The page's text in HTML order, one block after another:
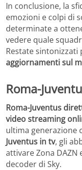
In conclusione, la
emozioni e colpi di
determinate a
vedere quale
Restate sintonizzati
aggiornamenti sul
Roma-
Roma-Juventus
video streaming
ultima generazione
Juventus in tv, gli
attivare Zona DAZN
decoder di Sky.